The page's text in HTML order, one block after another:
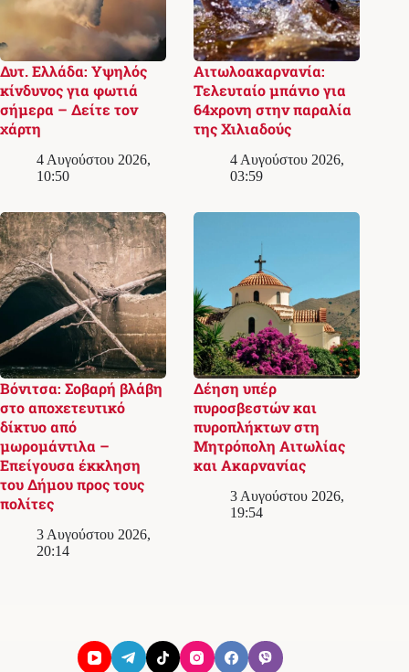
Δυτ. Ελλάδα: Υψηλός
κίνδυνος για φωτιά
σήμερα – Δείτε τον
χάρτη
4 Αυγούστου 2026,
10:50
Αιτωλοακαρνανία:
Τελευταίο μπάνιο για
64χρονη στην παραλία
της Χιλιαδούς
4 Αυγούστου 2026,
03:59
Βόνιτσα: Σοβαρή βλάβη
στο αποχετευτικό
δίκτυο από
μωρομάντιλα –
Επείγουσα έκκληση
του Δήμου προς τους
πολίτες
3 Αυγούστου 2026,
20:14
Δέηση υπέρ
πυροσβεστών και
πυροπλήκτων στη
Μητρόπολη Αιτωλίας
και Ακαρνανίας
3 Αυγούστου 2026,
19:54